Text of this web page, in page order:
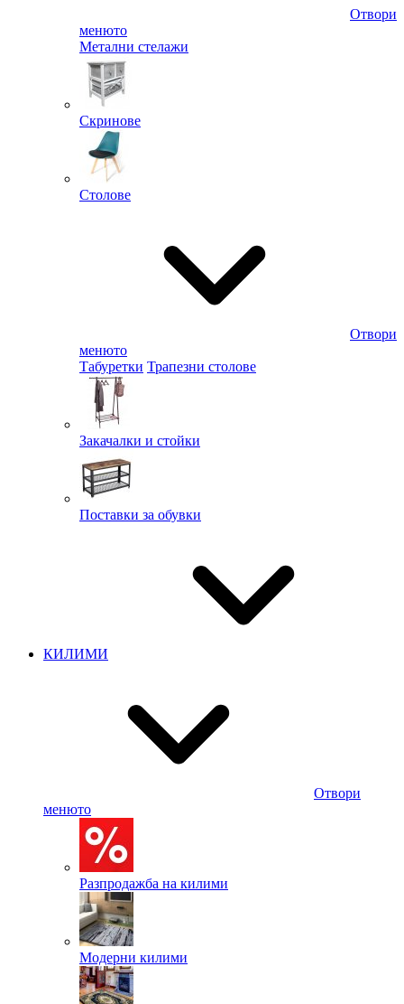
Отвори
менюто
Метални стелажи
Скринове
Столове
Отвори
менюто
Табуретки Трапезни столове
Закачалки и стойки
Поставки за обувки
КИЛИМИ
Отвори
менюто
Разпродажба на килими
Модерни килими